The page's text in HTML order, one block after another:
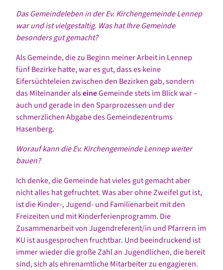
Das Gemeindeleben in der Ev. Kirchengemeinde Lennep
war und ist vielgestaltig. Was hat Ihre Gemeinde
besonders gut gemacht?
Als Gemeinde, die zu Beginn meiner Arbeit in Lennep
fünf Bezirke hatte, war es gut, dass es keine
Eifersüchteleien zwischen den Bezirken gab, sondern
das Miteinander alseineGemeinde stets im Blick war –
auch und gerade in den Sparprozessen und der
schmerzlichen Abgabe des Gemeindezentrums
Hasenberg.
Worauf kann die Ev. Kirchengemeinde Lennep weiter
bauen?
Ich denke, die Gemeinde hat vieles gut gemacht aber
nicht alles hat gefruchtet. Was aber ohne Zweifel gut ist,
ist die Kinder-, Jugend- und Familienarbeit mit den
Freizeiten und mit Kinderferienprogramm. Die
Zusammenarbeit von Jugendreferent/in und Pfarrern im
KU ist ausgesprochen fruchtbar. Und beeindruckend ist
immer wieder die große Zahl an Jugendlichen, die bereit
sind, sich als ehrenamtliche Mitarbeiter zu engagieren.